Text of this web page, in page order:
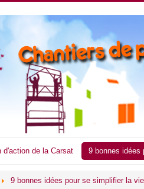
d'action de la Carsat 9 bonnes idées
9 bonnes idées pour se simplifier la